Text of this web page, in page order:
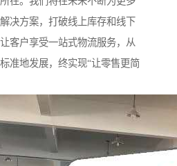
决方案，打破线上库存和线下
客户享受一站式物流服务，从
准地发展，终实现“让零售更简